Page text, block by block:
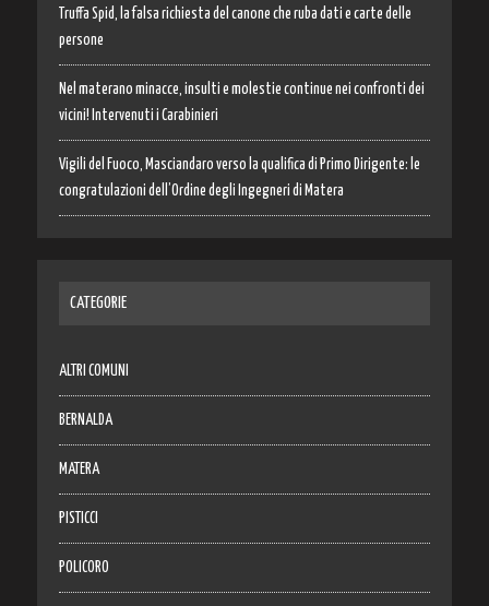
Truffa Spid, la falsa richiesta del canone che ruba dati e carte delle
persone
Nel materano minacce, insulti e molestie continue nei confronti dei
vicini! Intervenuti i Carabinieri
Vigili del Fuoco, Masciandaro verso la qualifica di Primo Dirigente: le
congratulazioni dell’Ordine degli Ingegneri di Matera
CATEGORIE
ALTRI COMUNI
BERNALDA
MATERA
PISTICCI
POLICORO